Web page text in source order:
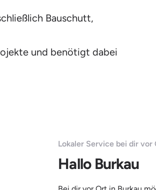
Bauschutt,
und benötigt dabei
Lokaler Service bei dir vor
Hallo Burkau